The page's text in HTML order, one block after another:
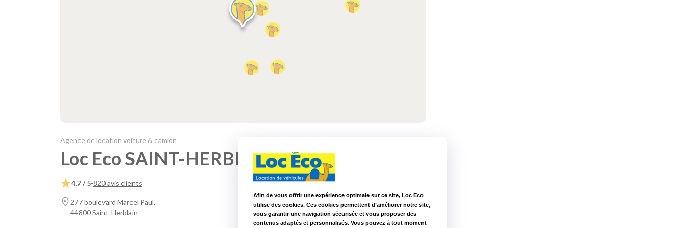
Agence de location voiture & camion
Loc Eco SAINT-HERBLAIN
4,7 / 5-820 avis clients
277 boulevard Marcel Paul,
44800 Saint-Herblain
Afin de vous offrir une expérience optimale sur ce site, Loc Eco
utilise des cookies. Ces cookies permettent d’améliorer notre site,
vous garantir une navigation sécurisée et vous proposer des
contenus adaptés et personnalisés. Vous pouvez à tout moment